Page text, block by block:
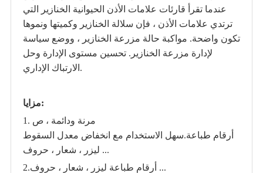
عندما تقرأ قارئات علامات الأذن الحيوانية الخنازير التي
ترتدي علامات الأذن ، فإن سلالة الخنازير وكميتها ونموها
تكون واضحة. مواكبة حالة مزرعة الخنازير ، ووضع سياسة
لإدارة مزرعة الخنازير. تحسين مستوى الإدارة وحل
الارتباك الإداري.
مزايا:
1. مرنة ودائمة ، ص
سهل الاستخدام مع انخفاض معدل السقوط.أرقام طباعة
ليزر ، شعار ، حروف ...
2.
أرقام طباعة ليزر ، شعار ، حروف ...